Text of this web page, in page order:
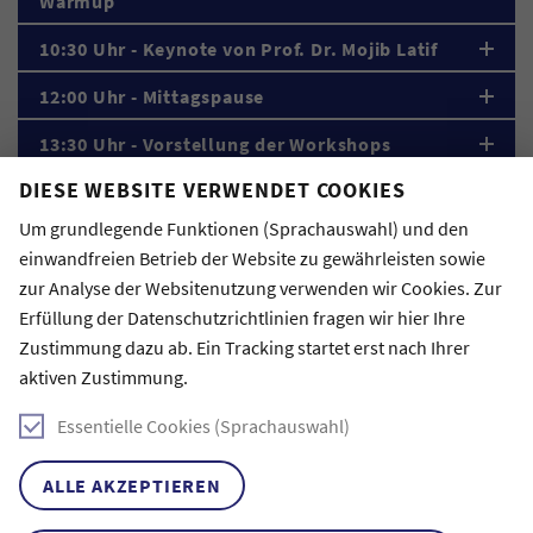
DIESE WEBSITE VERWENDET COOKIES
Um grundlegende Funktionen (Sprachauswahl) und den
einwandfreien Betrieb der Website zu gewährleisten sowie
zur Analyse der Websitenutzung verwenden wir Cookies. Zur
Erfüllung der Datenschutzrichtlinien fragen wir hier Ihre
Zustimmung dazu ab. Ein Tracking startet erst nach Ihrer
aktiven Zustimmung.
Essentielle Cookies (Sprachauswahl)
ALLE AKZEPTIEREN
10:30 Uhr - Keynote von Prof. Dr. Mojib Latif
12:00 Uhr - Mittagspause
13:30 Uhr - Vorstellung der Workshops
14:00 Uhr - Workshop-Session I
15:30 Uhr - Kaffeepause
16:30 Uhr - Workshop-Session II
17:30 Uhr - Abschluss
18:15 Uhr - Locationwechsel ins Kunsthaus
18:30 Uhr - Ausstellung
19:00 Uhr - Abendessen und Ausklang